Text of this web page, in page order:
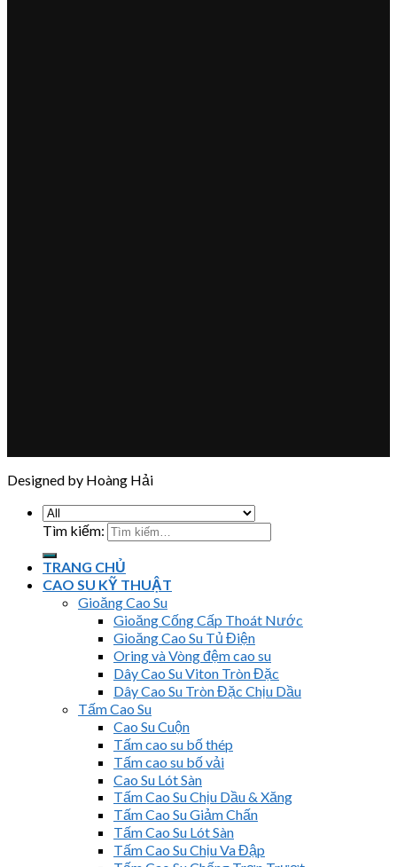
Designed by Hoàng Hải
Tìm kiếm:
TRANG CHỦ
CAO SU KỸ THUẬT
Gioăng Cao Su
Gioăng Cống Cấp Thoát Nước
Gioăng Cao Su Tủ Điện
Oring và Vòng đệm cao su
Dây Cao Su Viton Tròn Đặc
Dây Cao Su Tròn Đặc Chịu Dầu
Tấm Cao Su
Cao Su Cuộn
Tấm cao su bố thép
Tấm cao su bố vải
Cao Su Lót Sàn
Tấm Cao Su Chịu Dầu & Xăng
Tấm Cao Su Giảm Chấn
Tấm Cao Su Lót Sàn
Tấm Cao Su Chịu Va Đập